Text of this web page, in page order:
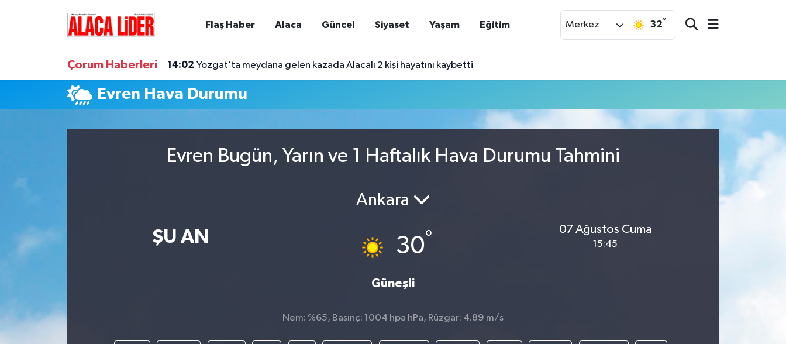
Flaş Haber Alaca Güncel Siyaset Yaşam Eğitim Merkez 32°
Çorum Haberleri 14:02 Yozgat’ta meydana gelen kazada Alacalı 2 kişi hayatını kaybetti
Evren Hava Durumu
Evren Bugün, Yarın ve 1 Haftalık Hava Durumu Tahmini
ŞU AN
Ankara
30°
Güneşli
07 Ağustos Cuma
15:45
Nem: %65, Basınç: 1004 hpa hPa, Rüzgar: 4.89 m/s
Çorum Namaz Vakitleri
Süper Lig Puan Durumu ve Fikstür